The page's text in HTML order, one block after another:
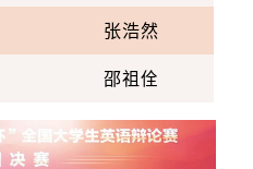
张浩然
邵祖佺